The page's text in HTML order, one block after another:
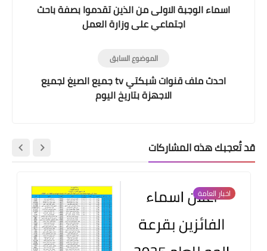
اسماء الوجبة الاولى من الذين تقدموا بصفة باحث
اجتماعي على وزارة العمل
الموضوع السابق
احدث ملف قنوات شبكتي tv جميع الصيغ لجميع
الاجهزة بتاريخ اليوم
قد تُعجبك هذه المشاركات
اخبار العامة